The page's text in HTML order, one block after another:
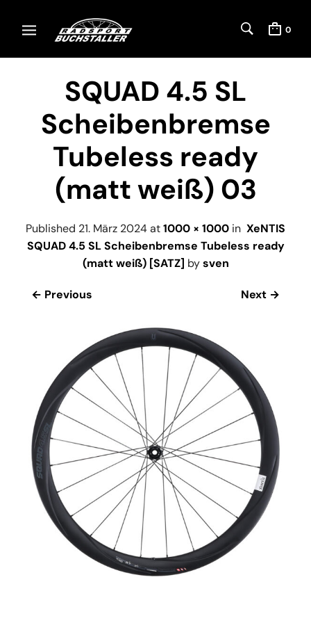
0
SQUAD 4.5 SL
Scheibenbremse
Tubeless ready
(matt weiß) 03
Published 21. März 2024at1000 × 1000 in XeNTIS
SQUAD 4.5 SL Scheibenbremse Tubeless ready
(matt weiß) [SATZ] bysven
← Previous Next →